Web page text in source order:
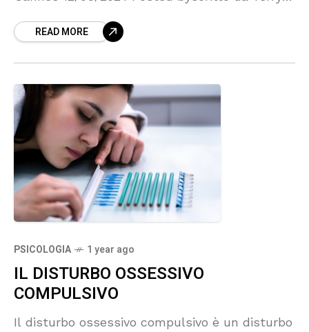
sguardo sul rapporto genitori/figli,
READ MORE
PSICOLOGIA 1 year ago
IL DISTURBO OSSESSIVO
COMPULSIVO
Il disturbo ossessivo compulsivo è un disturbo